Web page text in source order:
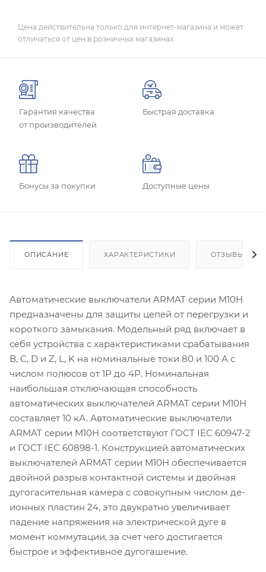
Цена действительна только для интернет-магазина и может
отличаться от цен в розничных магазинах
Гарантия качества
от производителей
Быстрая доставка
Бонусы за покупки Доступные цены
ОПИСАНИЕ ХАРАКТЕРИСТИКИ ОТЗЫВЫ
Автоматические выключатели ARMAT серии M10H
предназначены для защиты цепей от перегрузки и
короткого замыкания. Модельный ряд включает в
себя устройства с характеристиками срабатывания
B, C, D и Z, L, K на номинальные токи 80 и 100 А с
числом полюсов от 1Р до 4Р. Номинальная
наибольшая отключающая способность
автоматических выключателей ARMAT серии M10H
составляет 10 кА. Автоматические выключатели
ARMAT серии M10H соответствуют ГОСТ IEC 60947-2
и ГОСТ IEC 60898-1. Конструкцией автоматических
выключателей ARMAT серии M10H обеспечивается
двойной разрыв контактной системы и двойная
дугогасительная камера с совокупным числом де-
ионных пластин 24, это двукратно увеличивает
падение напряжения на электрической дуге в
момент коммутации, за счет чего достигается
быстрое и эффективное дугогашение.